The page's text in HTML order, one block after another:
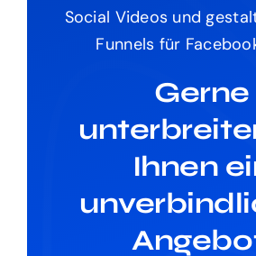
Social Videos und
Funnels für
Gerne
Ihnen